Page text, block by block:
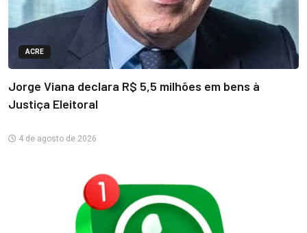
ACRE
Jorge Viana declara R$ 5,5 milhões em bens à
Justiça Eleitoral
4 de agosto de 2026